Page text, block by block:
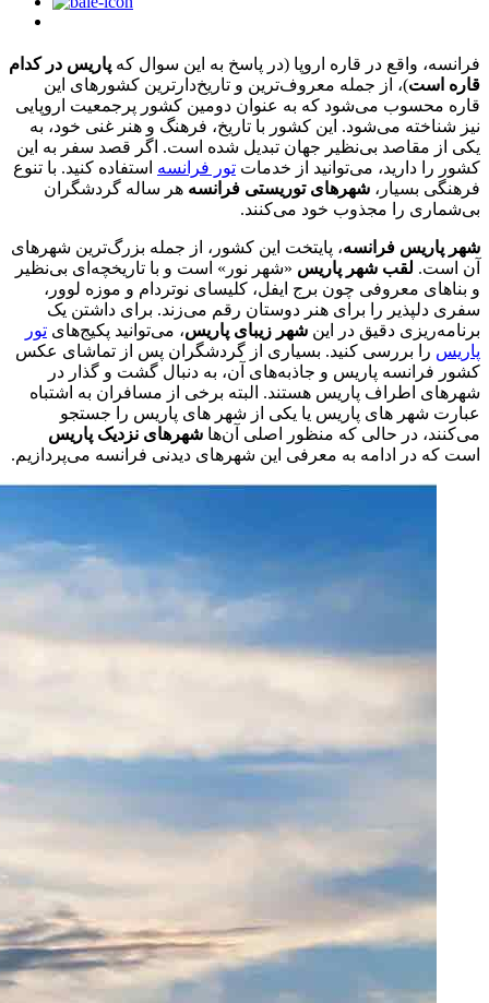
فرانسه، واقع در قاره اروپا (در پاسخ به این سوال که پاریس در کدام
قاره است)، از جمله معروف‌ترین و تاریخ‌دارترین کشورهای این
قاره محسوب می‌شود که به عنوان دومین کشور پرجمعیت اروپایی
نیز شناخته می‌شود. این کشور با تاریخ، فرهنگ و هنر غنی خود، به
یکی از مقاصد بی‌نظیر جهان تبدیل شده است. اگر قصد سفر به این
کشور را دارید، می‌توانید از خدمات تور فرانسه استفاده کنید. با تنوع
فرهنگی بسیار، شهرهای توریستی فرانسه هر ساله گردشگران
بی‌شماری را مجذوب خود می‌کنند.
شهر پاریس فرانسه، پایتخت این کشور، از جمله بزرگ‌ترین شهرهای
آن است. لقب شهر پاریس «شهر نور» است و با تاریخچه‌ای بی‌نظیر
و بناهای معروفی چون برج ایفل، کلیسای نوتردام و موزه لوور،
سفری دلپذیر را برای هنر دوستان رقم می‌زند. برای داشتن یک
برنامه‌ریزی دقیق در این شهر زیبای پاریس، می‌توانید پکیج‌های تور
پاریس را بررسی کنید. بسیاری از گردشگران پس از تماشای عکس
کشور فرانسه پاریس و جاذبه‌های آن، به دنبال گشت و گذار در
شهرهای اطراف پاریس هستند. البته برخی از مسافران به اشتباه
عبارت شهر های پاریس یا یکی از شهر های پاریس را جستجو
می‌کنند، در حالی که منظور اصلی آن‌ها شهرهای نزدیک پاریس
است که در ادامه به معرفی این شهرهای دیدنی فرانسه می‌پردازیم.